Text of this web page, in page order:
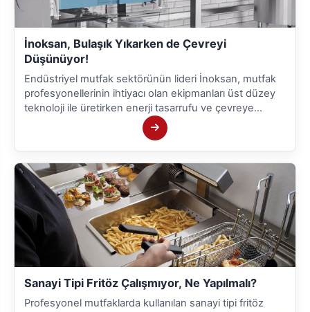
İnoksan, Bulaşık Yıkarken de Çevreyi
Düşünüyor!
Endüstriyel mutfak sektörünün lideri İnoksan, mutfak
profesyonellerinin ihtiyacı olan ekipmanları üst düzey
teknoloji ile üretirken enerji tasarrufu ve çevreye
duyarlılıktan da ödün vermiyor. İnoksan BYM’ler ile
hijyenik bir yıkama sağlarken aynı zamanda tasarruf
etmek mümkün.
Sanayi Tipi Fritöz Çalışmıyor, Ne Yapılmalı?
Profesyonel mutfaklarda kullanılan sanayi tipi fritöz